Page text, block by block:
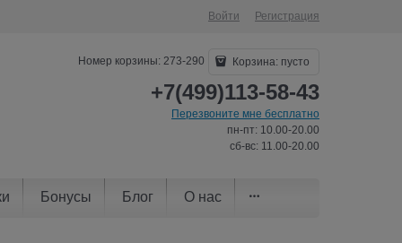
Войти Регистрация
Номер корзины: 273-290 Корзина: пусто
+7(499)113-58-43
Перезвоните мне бесплатно
пн-пт: 10.00-20.00
сб-вс: 11.00-20.00
Бонусы Блог О нас